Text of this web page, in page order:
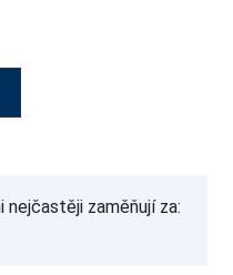
zaměňují za: